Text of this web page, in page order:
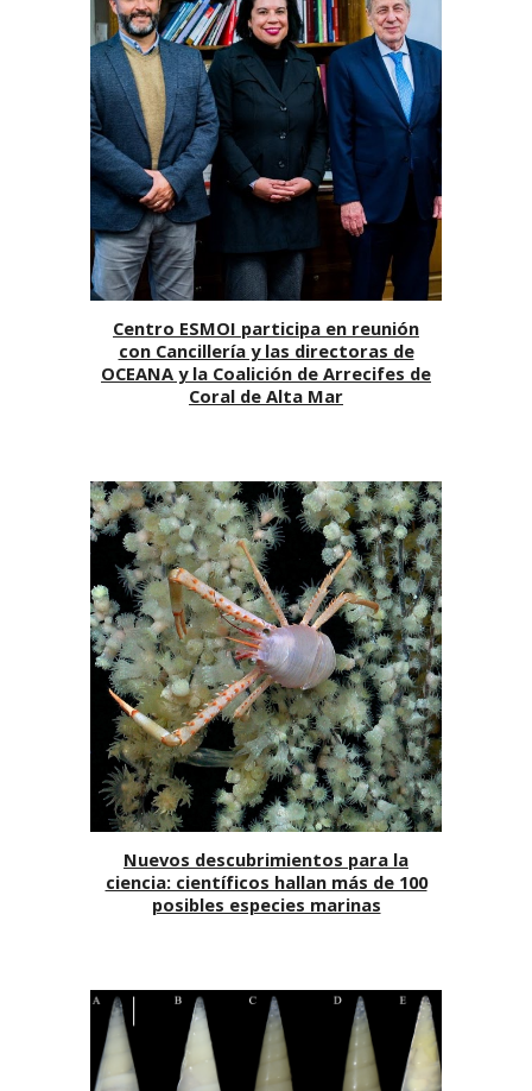
Centro ESMOI participa en reunión
con Cancillería y las directoras de
OCEANA y la Coalición de Arrecifes de
Coral de Alta Mar
Nuevos descubrimientos para la
ciencia: científicos hallan más de 100
posibles especies marinas